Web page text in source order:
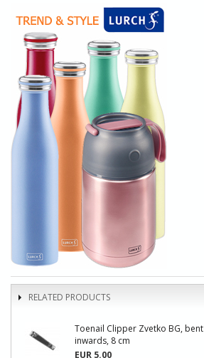
RELATED PRODUCTS
Toenail Clipper Zvetko BG, bent
inwards, 8 cm
EUR 5.00